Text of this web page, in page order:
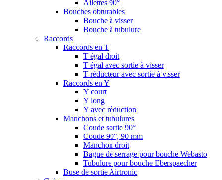
Ailettes 90°
Bouches obturables
Bouche à visser
Bouche à tubulure
Raccords
Raccords en T
T égal droit
T égal avec sortie à visser
T réducteur avec sortie à visser
Raccords en Y
Y court
Y long
Y avec réduction
Manchons et tubulures
Coude sortie 90°
Coude 90°, 90 mm
Manchon droit
Bague de serrage pour bouche Webasto
Tubulure pour bouche Eberspaecher
Buse de sortie Airtronic